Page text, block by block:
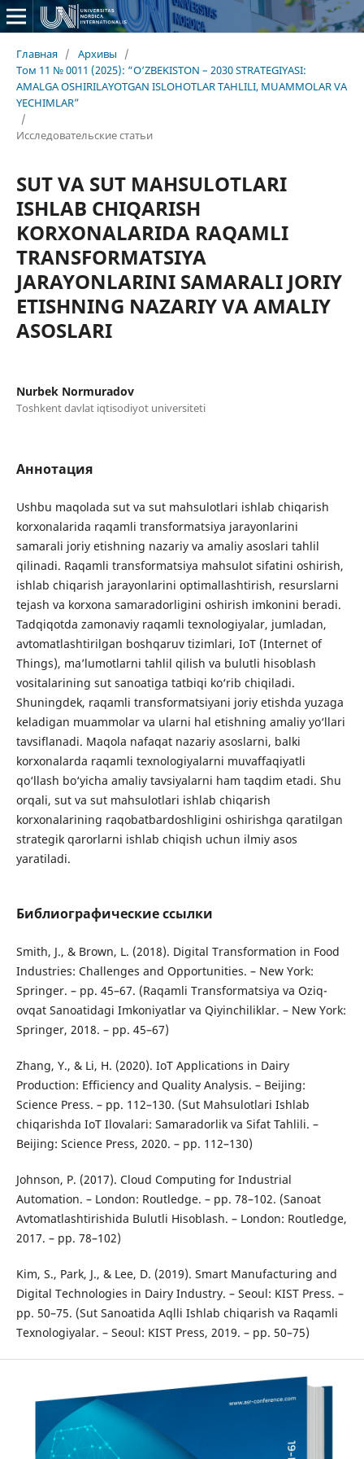
Главная / Архивы
/
Том 11 № 0011 (2025): “O‘ZBEKISTON – 2030 STRATEGIYASI:
AMALGA OSHIRILAYOTGAN ISLOHOTLAR TAHLILI, MUAMMOLAR VA
YECHIMLAR”
/
Исследовательские статьи
SUT VA SUT MAHSULOTLARI
ISHLAB CHIQARISH
KORXONALARIDA RAQAMLI
TRANSFORMATSIYA
JARAYONLARINI SAMARALI JORIY
ETISHNING NAZARIY VA AMALIY
ASOSLARI
Nurbek Normuradov
Toshkent davlat iqtisodiyot universiteti
Аннотация
Ushbu maqolada sut va sut mahsulotlari ishlab chiqarish
korxonalarida raqamli transformatsiya jarayonlarini
samarali joriy etishning nazariy va amaliy asoslari tahlil
qilinadi. Raqamli transformatsiya mahsulot sifatini oshirish,
ishlab chiqarish jarayonlarini optimallashtirish, resurslarni
tejash va korxona samaradorligini oshirish imkonini beradi.
Tadqiqotda zamonaviy raqamli texnologiyalar, jumladan,
avtomatlashtirilgan boshqaruv tizimlari, IoT (Internet of
Things), ma’lumotlarni tahlil qilish va bulutli hisoblash
vositalarining sut sanoatiga tatbiqi ko‘rib chiqiladi.
Shuningdek, raqamli transformatsiyani joriy etishda yuzaga
keladigan muammolar va ularni hal etishning amaliy yo‘llari
tavsiflanadi. Maqola nafaqat nazariy asoslarni, balki
korxonalarda raqamli texnologiyalarni muvaffaqiyatli
qo‘llash bo‘yicha amaliy tavsiyalarni ham taqdim etadi. Shu
orqali, sut va sut mahsulotlari ishlab chiqarish
korxonalarining raqobatbardoshligini oshirishga qaratilgan
strategik qarorlarni ishlab chiqish uchun ilmiy asos
yaratiladi.
Библиографические ссылки
Smith, J., & Brown, L. (2018). Digital Transformation in Food
Industries: Challenges and Opportunities. – New York:
Springer. – pp. 45–67. (Raqamli Transformatsiya va Oziq-
ovqat Sanoatidagi Imkoniyatlar va Qiyinchiliklar. – New York:
Springer, 2018. – pp. 45–67)
Zhang, Y., & Li, H. (2020). IoT Applications in Dairy
Production: Efficiency and Quality Analysis. – Beijing:
Science Press. – pp. 112–130. (Sut Mahsulotlari Ishlab
chiqarishda IoT Ilovalari: Samaradorlik va Sifat Tahlili. –
Beijing: Science Press, 2020. – pp. 112–130)
Johnson, P. (2017). Cloud Computing for Industrial
Automation. – London: Routledge. – pp. 78–102. (Sanoat
Avtomatlashtirishida Bulutli Hisoblash. – London: Routledge,
2017. – pp. 78–102)
Kim, S., Park, J., & Lee, D. (2019). Smart Manufacturing and
Digital Technologies in Dairy Industry. – Seoul: KIST Press. –
pp. 50–75. (Sut Sanoatida Aqlli Ishlab chiqarish va Raqamli
Texnologiyalar. – Seoul: KIST Press, 2019. – pp. 50–75)